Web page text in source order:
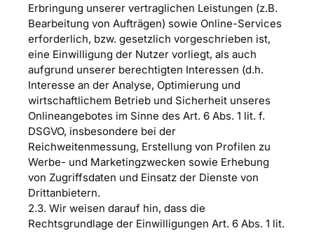
Erbringung unserer vertraglichen Leistungen (z.B.
Bearbeitung von Aufträgen) sowie Online-Services
erforderlich, bzw. gesetzlich vorgeschrieben ist,
eine Einwilligung der Nutzer vorliegt, als auch
aufgrund unserer berechtigten Interessen (d.h.
Interesse an der Analyse, Optimierung und
wirtschaftlichem Betrieb und Sicherheit unseres
Onlineangebotes im Sinne des Art. 6 Abs. 1 lit. f.
DSGVO, insbesondere bei der
Reichweitenmessung, Erstellung von Profilen zu
Werbe- und Marketingzwecken sowie Erhebung
von Zugriffsdaten und Einsatz der Dienste von
Drittanbietern.
2.3. Wir weisen darauf hin, dass die
Rechtsgrundlage der Einwilligungen Art. 6 Abs. 1 lit.